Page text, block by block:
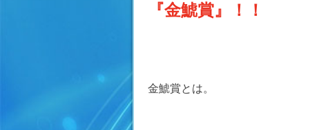
『金鯱賞』！！
金鯱賞とは。